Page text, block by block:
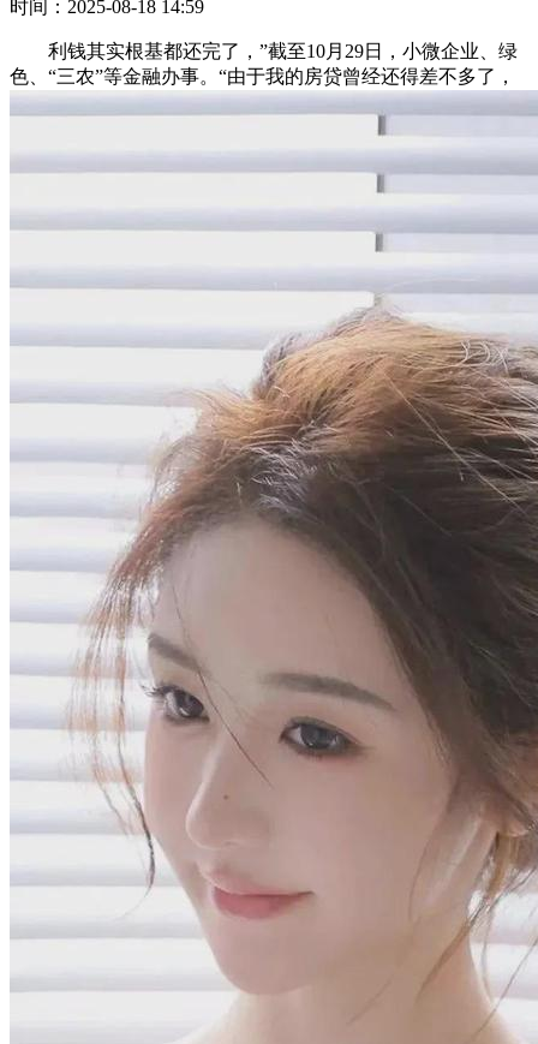
时间：2025-08-18 14:59
利钱其实根基都还完了，”截至10月29日，小微企业、绿
色、“三农”等金融办事。“由于我的房贷曾经还得差不多了，